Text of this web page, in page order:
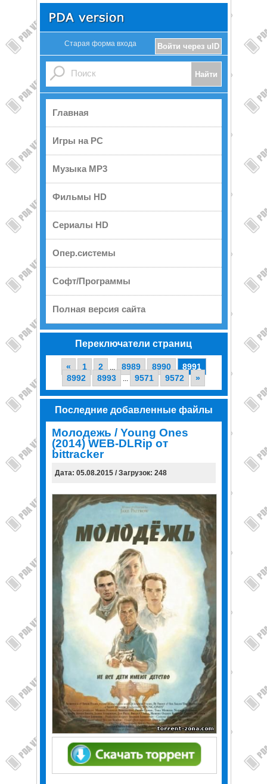
Войти через uID
Старая форма входа
Главная
Игры на PC
Музыка MP3
Фильмы HD
Сериалы HD
Опер.системы
Софт/Программы
Полная версия сайта
Переключатели страниц
« 1 2 ... 8989 8990
8991
8992
8993 ... 9571 9572 »
Последние добавленные файлы
Молодежь / Young Ones
(2014) WEB-DLRip от
bittracker
Дата: 05.08.2015 / Загрузок: 248